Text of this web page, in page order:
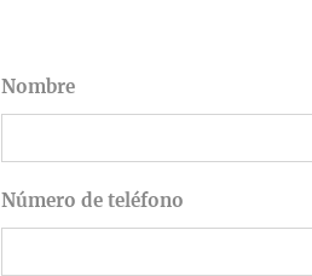
Nombre
Número de teléfono